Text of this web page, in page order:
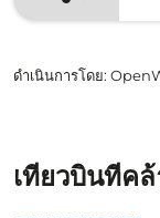
ดำเนินการโดย:
เที่ยวบินที่ค